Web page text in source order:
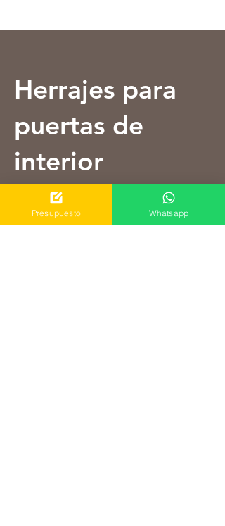
Herrajes para
puertas de
interior
EL COMPLEMENTO PERFECTO
Presupuesto Whatsapp